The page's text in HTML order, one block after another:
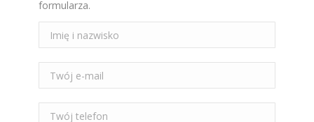
formularza.